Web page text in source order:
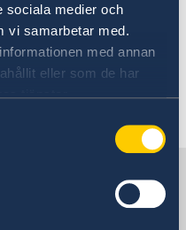
sociala medier och
vi samarbetar med.
med annan
eller som de har
tjänster.
miljoner
Röda
till Gaza